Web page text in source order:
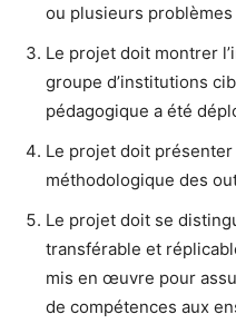
ou plusieurs problèmes
Le projet doit montrer
groupe d’institutions
pédagogique a été
Le projet doit
méthodologique des
Le projet doit se
transférable et
mis en œuvre pour
de compétences aux